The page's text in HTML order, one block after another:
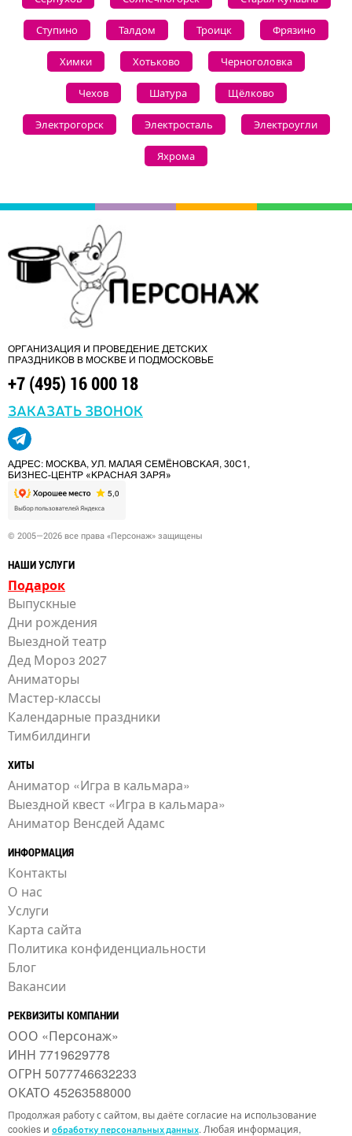
Ступино Талдом Троицк Фрязино
Химки Хотьково Черноголовка
Чехов Шатура Щёлково
Электрогорск Электросталь Электроугли
Яхрома
ОРГАНИЗАЦИЯ И ПРОВЕДЕНИЕ ДЕТСКИХ
ПРАЗДНИКОВ В МОСКВЕ И ПОДМОСКОВЬЕ
+7 (495) 16 000 18
ЗАКАЗАТЬ ЗВОНОК
АДРЕС: МОСКВА, УЛ. МАЛАЯ СЕМЁНОВСКАЯ, 30С1,
БИЗНЕС-ЦЕНТР «КРАСНАЯ ЗАРЯ»
© 2005—2026 все права «Персонаж» защищены
НАШИ УСЛУГИ
Подарок
Выпускные
Дни рождения
Выездной театр
Дед Мороз 2027
Аниматоры
Мастер-классы
Календарные праздники
Тимбилдинги
ХИТЫ
Аниматор «Игра в кальмара»
Выездной квест «Игра в кальмара»
Аниматор Венсдей Адамс
ИНФОРМАЦИЯ
Контакты
О нас
Услуги
Карта сайта
Политика конфиденциальности
Блог
Вакансии
РЕКВИЗИТЫ КОМПАНИИ
ООО «Персонаж»
ИНН 7719629778
ОГРН 5077746632233
ОКАТО 45263588000
Продолжая работу с сайтом, вы даёте согласие на использование
cookies и обработку персональных данных. Любая информация,